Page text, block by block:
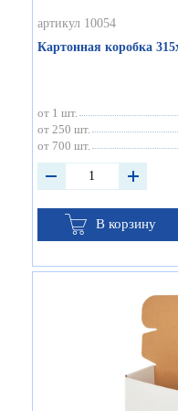
артикул 10054
Картонная коробка
от 1 шт.
от 250 шт.
от 700 шт.
В корзину